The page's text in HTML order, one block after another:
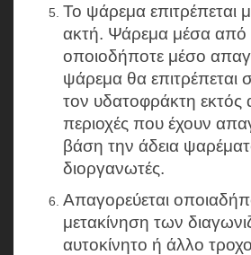
Το ψάρεμα επιτρέπεται
ακτή. Ψάρεμα μέσα από
οποιοδήποτε μέσο
ψάρεμα θα επιτρέπεται
τον υδατοφράκτη εκτός
περιοχές που έχουν
βάση την άδεια
διοργανωτές.
Απαγορεύεται
μετακίνηση των
αυτοκίνητο ή άλλο